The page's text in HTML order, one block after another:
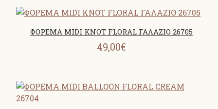
ΦΟΡΕΜΑ MIDI KNOT FLORAL ΓΑΛΑΖΙΟ 26705
49,00€